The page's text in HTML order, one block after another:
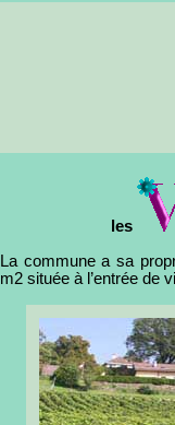
les
La commune a sa
m2 située à l’entrée de